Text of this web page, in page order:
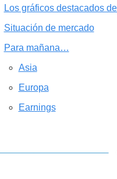
Los gráficos destacados
Situación de mercado
Para mañana…
Asia
Europa
Earnings